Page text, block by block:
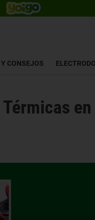
CONSEJOS
en